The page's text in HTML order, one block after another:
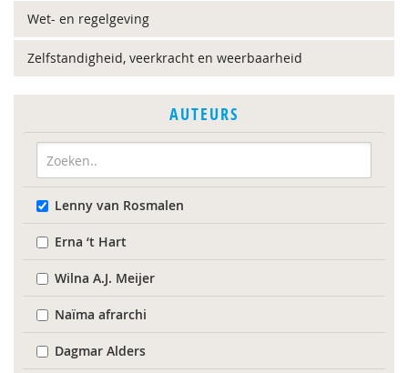
Wet- en regelgeving
Zelfstandigheid, veerkracht en weerbaarheid
AUTEURS
Lenny van Rosmalen
Erna ‘t Hart
Wilna A.J. Meijer
Naïma afrarchi
Dagmar Alders